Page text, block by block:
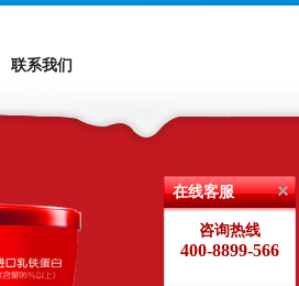
联系我们
在线客服
咨询热线
400-8899-566